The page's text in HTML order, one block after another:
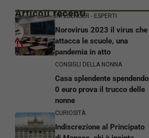
Articoli recentiINFLUENCER - ESPERTI
Norovirus 2023 il virus che
attacca le scuole, una
pandemia in atto
CONSIGLI DELLA NONNA
Casa splendente spendendo
0 euro prova il trucco delle
nonne
CURIOSITÀ
Indiscrezione al Principato